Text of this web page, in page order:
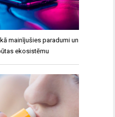
mainījušies paradumi un
ekosistēmu